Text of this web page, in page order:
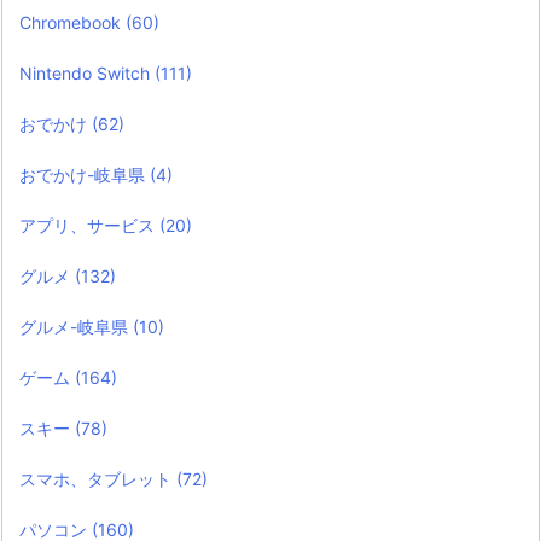
Chromebook (60)
Nintendo Switch (111)
おでかけ (62)
おでかけ-岐阜県 (4)
アプリ、サービス (20)
グルメ (132)
グルメ-岐阜県 (10)
ゲーム (164)
スキー (78)
スマホ、タブレット (72)
パソコン (160)